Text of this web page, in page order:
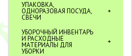
УПАКОВКА,
ОДНОРАЗОВАЯ ПОСУДА,
СВЕЧИ
УБОРОЧНЫЙ ИНВЕНТАРЬ
И РАСХОДНЫЕ
МАТЕРИАЛЫ ДЛЯ
УБОРКИ